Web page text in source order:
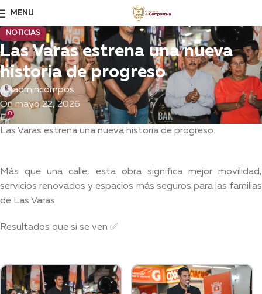
MENU
NOTICIAS
Las Varas estrena una nueva
historia de progreso
admincompos
On mayo 22, 2026
0
Las Varas estrena una nueva historia de progreso.
Más que una calle, esta obra significa mejor movilidad,
servicios renovados y espacios más seguros para las familias
de Las Varas.
Resultados que si se ven ✅